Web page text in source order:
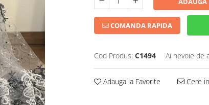
COMANDA RAPIDA
Cod Produs: C1494 Ai nevoie de
Adauga la Favorite Cere